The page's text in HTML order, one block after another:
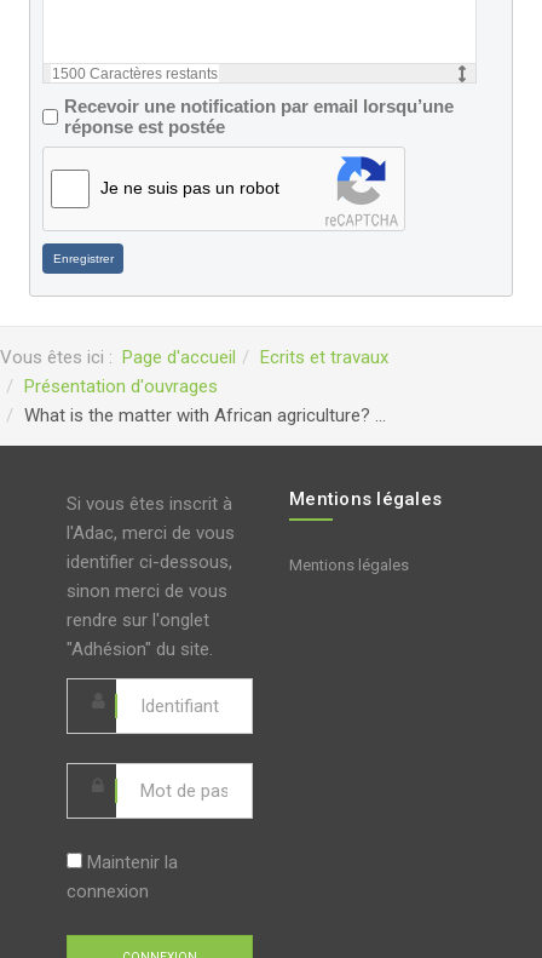
1500 Caractères restants
Recevoir une notification par email lorsqu’une
réponse est postée
Je ne suis pas un robot
Enregistrer
Vous êtes ici : Page d'accueil
Ecrits et travaux
Présentation d'ouvrages
What is the matter with African agriculture? ...
Si vous êtes inscrit à
l'Adac, merci de vous
identifier ci-dessous,
sinon merci de vous
rendre sur l'onglet
"Adhésion" du site.
Maintenir la
connexion
Mentions légales
Mentions légales